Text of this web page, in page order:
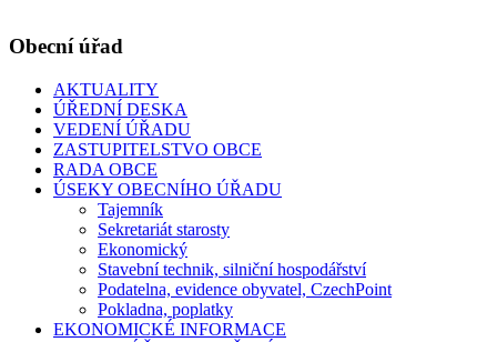
Obecní úřad
AKTUALITY
ÚŘEDNÍ DESKA
VEDENÍ ÚŘADU
ZASTUPITELSTVO OBCE
RADA OBCE
ÚSEKY OBECNÍHO ÚŘADU
Tajemník
Sekretariát starosty
Ekonomický
Stavební technik, silniční hospodářství
Podatelna, evidence obyvatel, CzechPoint
Pokladna, poplatky
EKONOMICKÉ INFORMACE